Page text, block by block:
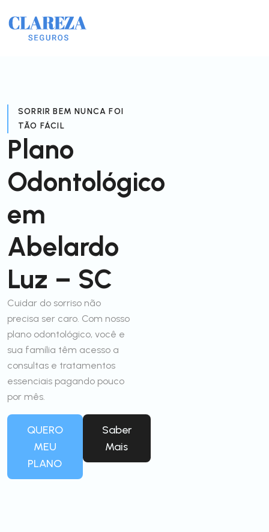
SORRIR BEM NUNCA FOI
TÃO FÁCIL
Plano
Odontológico
em
Abelardo
Luz – SC
Cuidar do sorriso não
precisa ser caro. Com nosso
plano odontológico, você e
sua família têm acesso a
consultas e tratamentos
essenciais pagando pouco
por mês.
QUERO
MEU
PLANO
Saber
Mais